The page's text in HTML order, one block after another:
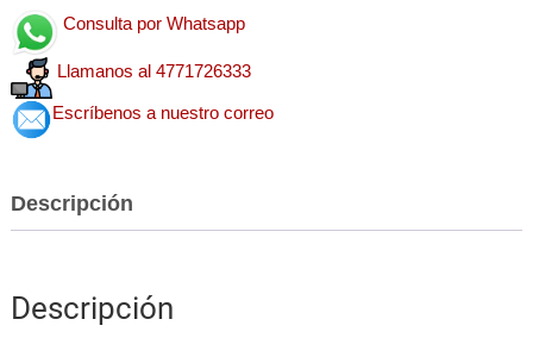
Consulta por Whatsapp
Llamanos al 4771726333
Escríbenos a nuestro correo
Descripción
Descripción